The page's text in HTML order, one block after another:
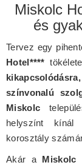
Miskolc
és
Tervez egy
Hotel****
színvonalú
Miskolc
helyszínt
korosztály
Akár a Miskolc